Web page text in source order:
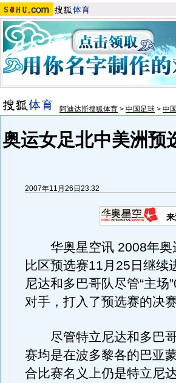
阿迪达斯搜狐体育 > 中国足球 > 中
奥运女足北中美洲预
2007年11月26日23:32
华奥星空讯 2008年奥
比区预选赛11月25日继续
尼达和多巴哥队尽管“主
对手，打入了预选赛的决赛
尽管特立尼达和多巴哥
赛均是在波多黎各的巴亚
合比赛名义上仍是特立尼